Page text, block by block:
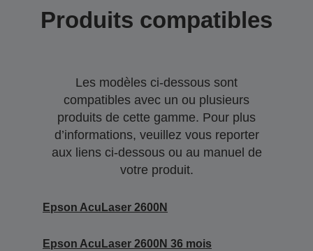
Produits compatibles
Les modèles ci-dessous sont
compatibles avec un ou plusieurs
produits de cette gamme. Pour plus
d’informations, veuillez vous reporter
aux liens ci-dessous ou au manuel de
votre produit.
Epson AcuLaser 2600N
Epson AcuLaser 2600N 36 mois